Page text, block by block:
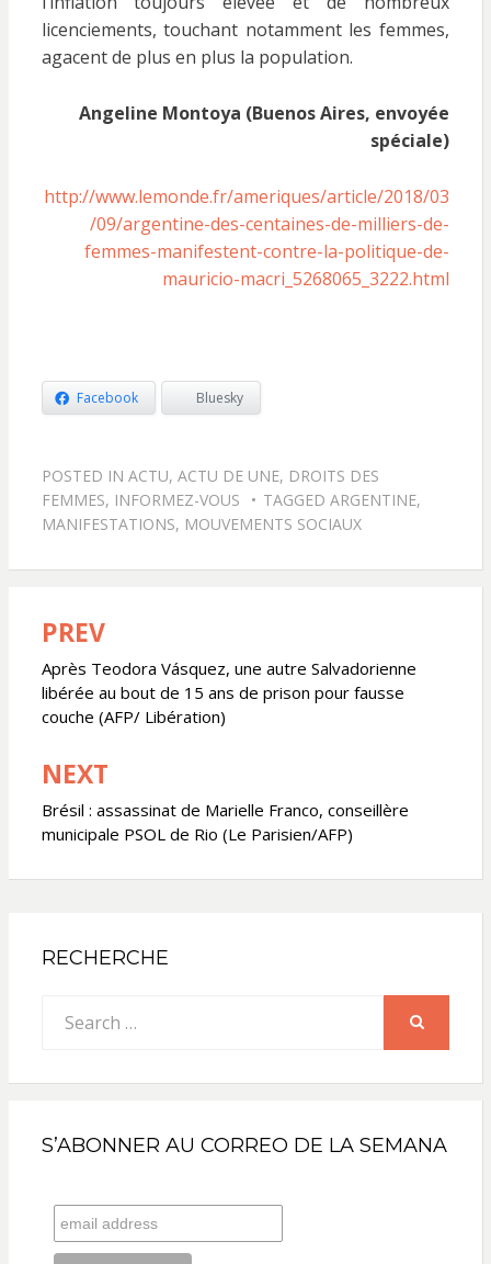
licenciements, touchant notamment les femmes,
agacent de plus en plus la population.
Angeline Montoya (Buenos Aires, envoyée
spéciale)
http://www.lemonde.fr/ameriques/article/2018/03
/09/argentine-des-centaines-de-milliers-de-
femmes-manifestent-contre-la-politique-de-
mauricio-macri_5268065_3222.html
Facebook Bluesky
POSTED IN ACTU, ACTU DE UNE, DROITS DES
FEMMES, INFORMEZ-VOUS TAGGED ARGENTINE,
MANIFESTATIONS, MOUVEMENTS SOCIAUX
Navigation
de
l’article
PREV
Après Teodora Vásquez, une autre Salvadorienne
libérée au bout de 15 ans de prison pour fausse
couche (AFP/ Libération)
NEXT
Brésil : assassinat de Marielle Franco, conseillère
municipale PSOL de Rio (Le Parisien/AFP)
RECHERCHE
for:
S’ABONNER AU CORREO DE LA SEMANA